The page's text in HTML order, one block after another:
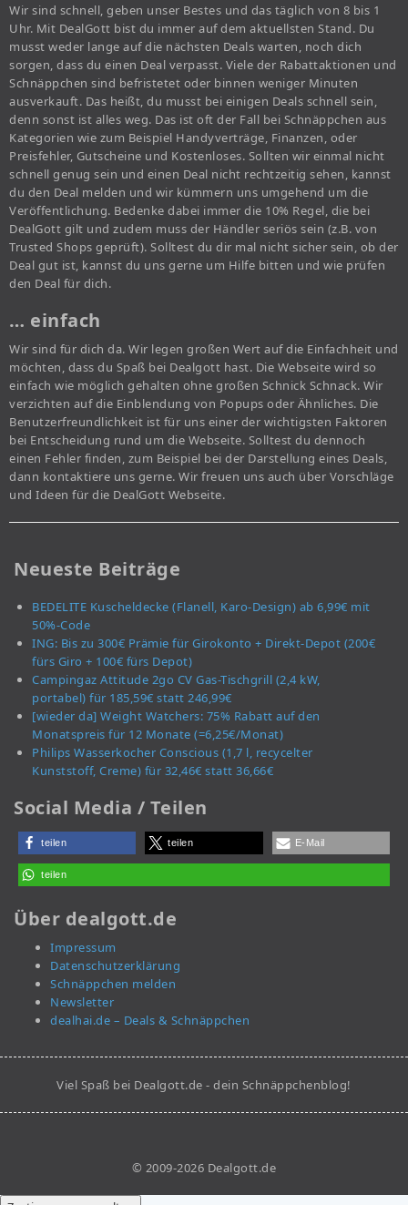
Wir sind schnell, geben unser Bestes und das täglich von 8 bis 1
Uhr. Mit DealGott bist du immer auf dem aktuellsten Stand. Du
musst weder lange auf die nächsten Deals warten, noch dich
sorgen, dass du einen Deal verpasst. Viele der Rabattaktionen und
Schnäppchen sind befristetet oder binnen weniger Minuten
ausverkauft. Das heißt, du musst bei einigen Deals schnell sein,
denn sonst ist alles weg. Das ist oft der Fall bei Schnäppchen aus
Kategorien wie zum Beispiel Handyverträge, Finanzen, oder
Preisfehler, Gutscheine und Kostenloses. Sollten wir einmal nicht
schnell genug sein und einen Deal nicht rechtzeitig sehen, kannst
du den Deal melden und wir kümmern uns umgehend um die
Veröffentlichung. Bedenke dabei immer die 10% Regel, die bei
DealGott gilt und zudem muss der Händler seriös sein (z.B. von
Trusted Shops geprüft). Solltest du dir mal nicht sicher sein, ob der
Deal gut ist, kannst du uns gerne um Hilfe bitten und wie prüfen
den Deal für dich.
… einfach
Wir sind für dich da. Wir legen großen Wert auf die Einfachheit und
möchten, dass du Spaß bei Dealgott hast. Die Webseite wird so
einfach wie möglich gehalten ohne großen Schnick Schnack. Wir
verzichten auf die Einblendung von Popups oder Ähnliches. Die
Benutzerfreundlichkeit ist für uns einer der wichtigsten Faktoren
bei Entscheidung rund um die Webseite. Solltest du dennoch
einen Fehler finden, zum Beispiel bei der Darstellung eines Deals,
dann kontaktiere uns gerne. Wir freuen uns auch über Vorschläge
und Ideen für die DealGott Webseite.
Neueste Beiträge
BEDELITE Kuscheldecke (Flanell, Karo-Design) ab 6,99€ mit
50%-Code
ING: Bis zu 300€ Prämie für Girokonto + Direkt-Depot (200€
fürs Giro + 100€ fürs Depot)
Campingaz Attitude 2go CV Gas-Tischgrill (2,4 kW,
portabel) für 185,59€ statt 246,99€
[wieder da] Weight Watchers: 75% Rabatt auf den
Monatspreis für 12 Monate (=6,25€/Monat)
Philips Wasserkocher Conscious (1,7 l, recycelter
Kunststoff, Creme) für 32,46€ statt 36,66€
Social Media / Teilen
teilen teilen E-Mail
teilen
Über dealgott.de
Impressum
Datenschutzerklärung
Schnäppchen melden
Newsletter
dealhai.de – Deals & Schnäppchen
Viel Spaß bei Dealgott.de - dein Schnäppchenblog!
© 2009-2026 Dealgott.de